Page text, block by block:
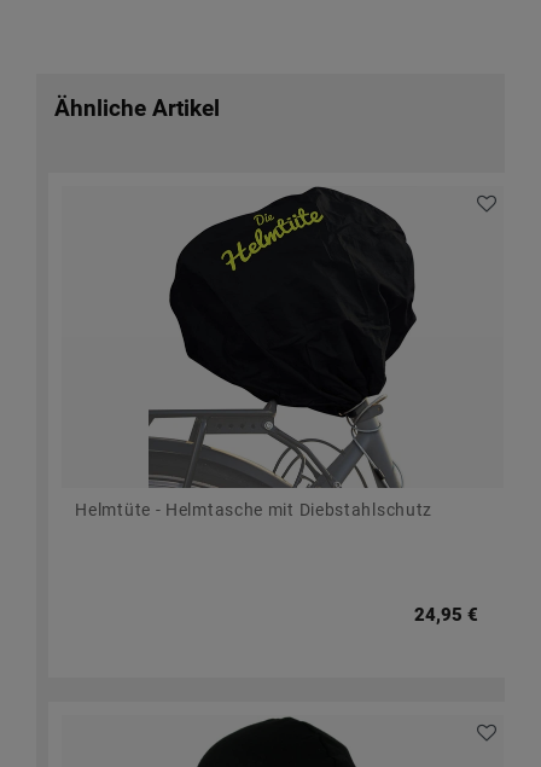
Ähnliche Artikel
Helmtüte - Helmtasche mit Diebstahlschutz
24,95 €